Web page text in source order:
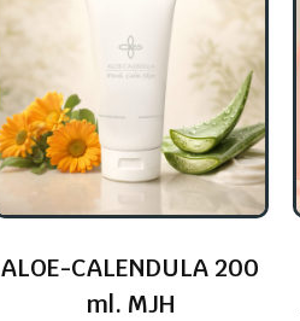
ALOE-CALENDULA 200
ml. MJH